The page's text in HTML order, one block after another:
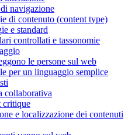
navigazione
di contenuto (content type)
e standard
controllati e tassonomie
le persone sul web
per un linguaggio semplice
collaborativa
critique
e localizzazione dei contenuti